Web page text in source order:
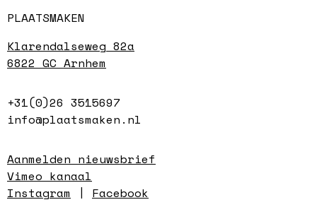
PLAATSMAKEN
Klarendalseweg 82a
6822 GC Arnhem
+31(0)26 3515697
info@plaatsmaken.nl
Aanmelden nieuwsbrief
Vimeo kanaal
Instagram | Facebook